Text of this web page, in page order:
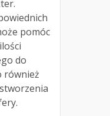
pomóc
do
również